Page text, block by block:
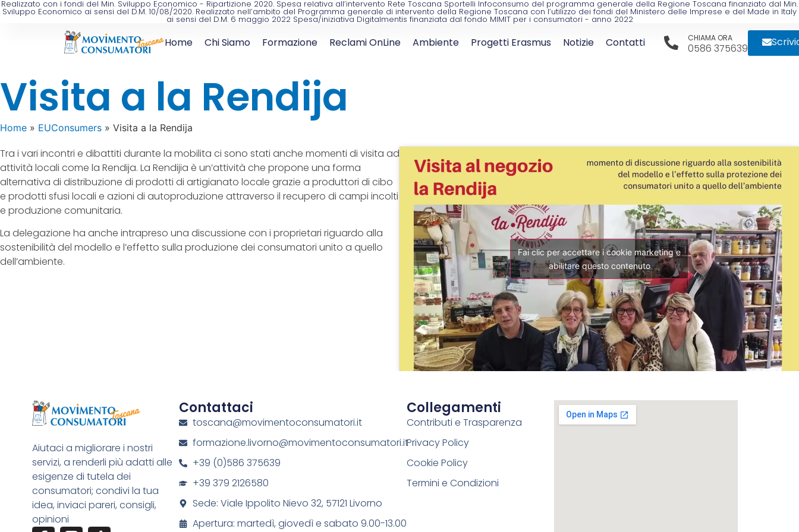
Realizzato con i fondi del Min. Sviluppo Economico - Ripartizione 2020. Spesa relativa all’intervento Rete Toscana Sportelli Infoconsumo del programma generale della Regione Toscana finanziato dal Min.
Sviluppo Economico ai sensi del D.M. 10/08/2020. Realizzato nell’ambito del Programma generale di intervento della Regione Toscana con l’utilizzo dei fondi del Ministero delle Imprese e del Made in Italy
ai sensi del D.M. 6 maggio 2022 Spesa/iniziativa Digitalmentis finanziata dal fondo MIMIT per i consumatori - anno 2022
Home Chi Siamo Formazione Reclami OnLine Ambiente Progetti Erasmus Notizie Contatti CHIAMA ORA
0586 375639
Visita a la Rendija
Home » EUConsumers » Visita a la Rendija
Tra i vari incontri e dibattiti durante la mobilita ci sono stati anche momenti di visita ad
attività locali come la Rendija. La Rendijia è un’attività che propone una forma
alternativa di distribuzione di prodotti di artigianato locale grazie a produttori di cibo
e prodotti sfusi locali e azioni di autoproduzione attraverso il recupero di campi incolti
e produzione comunitaria.
La delegazione ha anche intrapreso una discussione con i proprietari riguardo alla
sostenibilità del modello e l’effetto sulla produzione dei consumatori unito a quello
dell’ambiente.
Fai clic per accettare i cookie marketing e
abilitare questo contenuto
Aiutaci a migliorare i nostri
servizi, a renderli più adatti alle
esigenze di tutela dei
consumatori; condivi la tua
idea, inviaci pareri, consigli,
opinioni
Contattaci
toscana@movimentoconsumatori.it
formazione.livorno@movimentoconsumatori.it
+39 (0)586 375639
+39 379 2126580
Sede: Viale Ippolito Nievo 32, 57121 Livorno
Apertura: martedì, giovedì e sabato 9.00-13.00
Collegamenti
Contributi e Trasparenza
Privacy Policy
Cookie Policy
Termini e Condizioni